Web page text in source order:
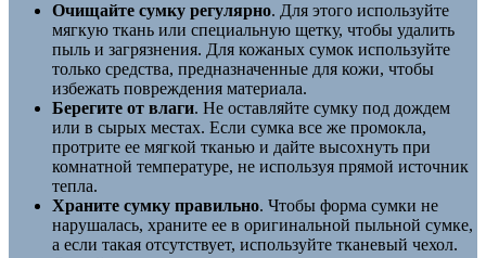
Очищайте сумку регулярно. Для этого используйте
мягкую ткань или специальную щетку, чтобы удалить
пыль и загрязнения. Для кожаных сумок используйте
только средства, предназначенные для кожи, чтобы
избежать повреждения материала.
Берегите от влаги. Не оставляйте сумку под дождем
или в сырых местах. Если сумка все же промокла,
протрите ее мягкой тканью и дайте высохнуть при
комнатной температуре, не используя прямой источник
тепла.
Храните сумку правильно. Чтобы форма сумки не
нарушалась, храните ее в оригинальной пыльной сумке,
а если такая отсутствует, используйте тканевый чехол.